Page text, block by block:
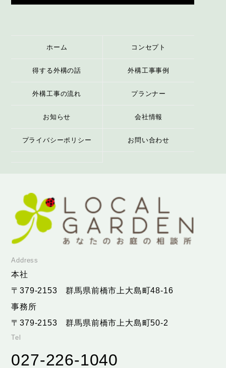
ホーム コンセプト
得する外構の話 外構工事事例
外構工事の流れ プランナー
お知らせ 会社情報
プライバシーポリシー お問い合わせ
Address
本社
〒379-2153群馬県前橋市上大島町48-16
事務所
〒379-2153群馬県前橋市上大島町50-2
Tel
027-226-1040